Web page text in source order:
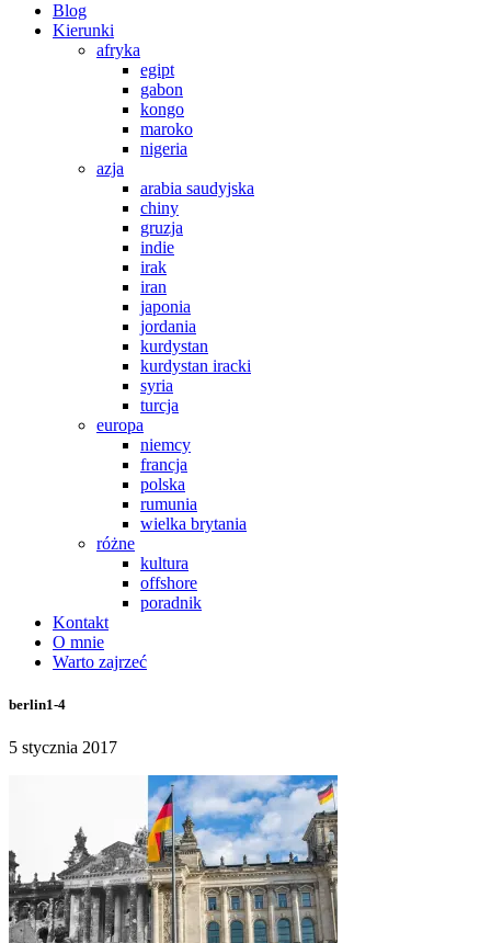
Blog
Kierunki
afryka
egipt
gabon
kongo
maroko
nigeria
azja
arabia saudyjska
chiny
gruzja
indie
irak
iran
japonia
jordania
kurdystan
kurdystan iracki
syria
turcja
europa
niemcy
francja
polska
rumunia
wielka brytania
różne
kultura
offshore
poradnik
Kontakt
O mnie
Warto zajrzeć
berlin1-4
5 stycznia 2017